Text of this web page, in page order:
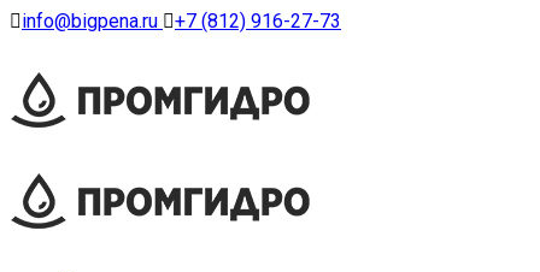
info@bigpena.ru +7 (812) 916-27-73